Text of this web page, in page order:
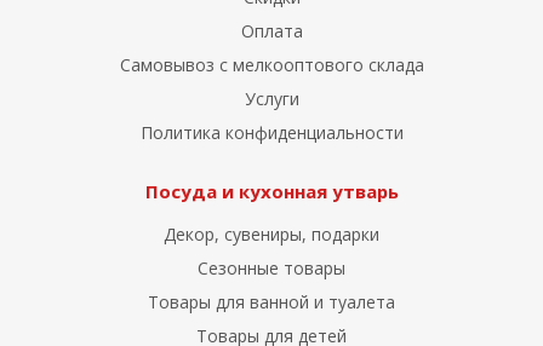
Оплата
Самовывоз с мелкооптового склада
Услуги
Политика конфиденциальности
Посуда и кухонная утварь
Декор, сувениры, подарки
Сезонные товары
Товары для ванной и туалета
Товары для детей